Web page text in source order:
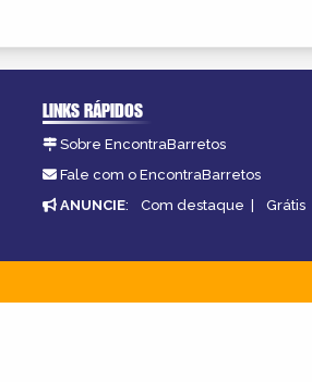
LINKS RÁPIDOS
Sobre EncontraBarretos
Fale com o EncontraBarretos
ANUNCIE: Com destaque | Grátis